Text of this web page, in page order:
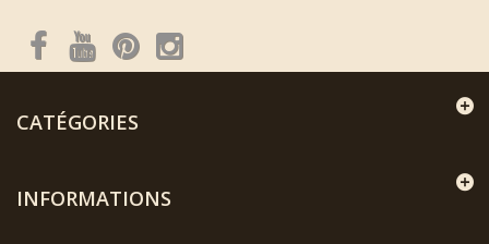
CATÉGORIES
INFORMATIONS